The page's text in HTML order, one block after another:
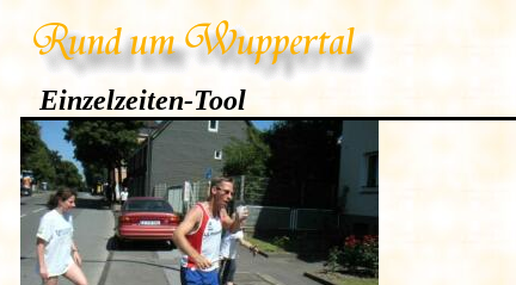
Einzelzeiten-Tool